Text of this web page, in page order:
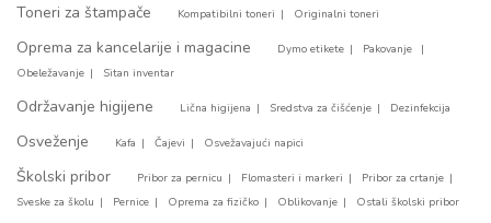
Toneri za štampače Kompatibilni toneri Originalni toneri
Oprema za kancelarije i magacine Dymo etikete
Pakovanje
Obeležavanje
Sitan inventar
Održavanje higijene Lična higijena Sredstva za čišćenje Dezinfekcija
Osveženje Kafa Čajevi Osvežavajući napici
Školski pribor Pribor za pernicu Flomasteri i markeri
Pribor za crtanje
Sveske za školu
Pernice Oprema za fizičko Oblikovanje Ostali školski pribor